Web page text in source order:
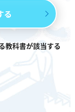
る
教科書が該当する